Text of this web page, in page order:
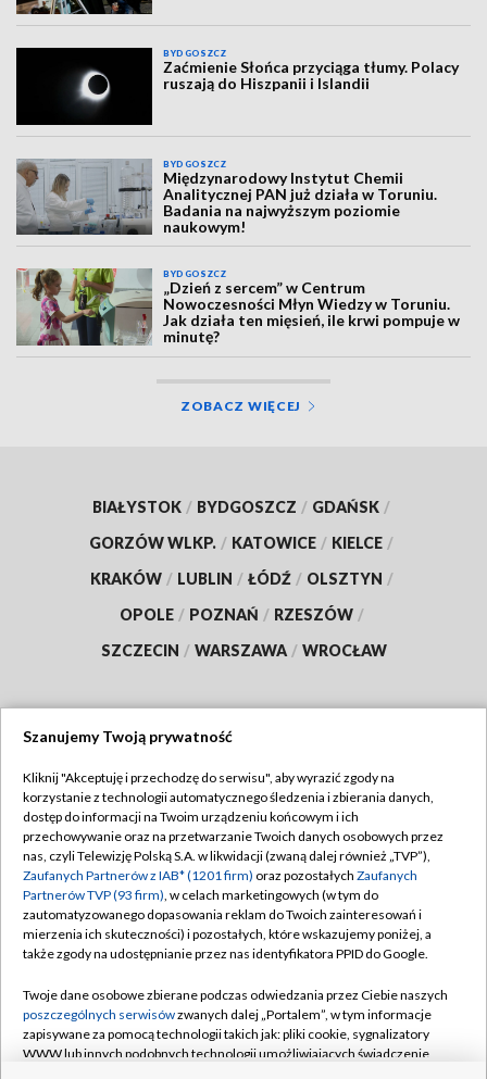
BYDGOSZCZ
Zaćmienie Słońca przyciąga tłumy. Polacy
ruszają do Hiszpanii i Islandii
BYDGOSZCZ
Międzynarodowy Instytut Chemii
Analitycznej PAN już działa w Toruniu.
Badania na najwyższym poziomie
naukowym!
BYDGOSZCZ
„Dzień z sercem” w Centrum
Nowoczesności Młyn Wiedzy w Toruniu.
Jak działa ten mięsień, ile krwi pompuje w
minutę?
ZOBACZ WIĘCEJ
BIAŁYSTOK / BYDGOSZCZ / GDAŃSK /
GORZÓW WLKP. / KATOWICE / KIELCE /
KRAKÓW / LUBLIN / ŁÓDŹ / OLSZTYN /
OPOLE / POZNAŃ / RZESZÓW /
SZCZECIN / WARSZAWA / WROCŁAW
TVP
Abonament TVP
Emisja w TVP
Centrum informacji TVP
Naziemna Telewizja Cyfrowa
Rada Programowa
System NOS
Regulamin TVP
Polityka prywatności
Moje zgody
Pomoc
Kontakt
Szanujemy Twoją prywatność
Kliknij "Akceptuję i przechodzę do serwisu", aby wyrazić zgody na
korzystanie z technologii automatycznego śledzenia i zbierania danych,
dostęp do informacji na Twoim urządzeniu końcowym i ich
przechowywanie oraz na przetwarzanie Twoich danych osobowych przez
nas, czyli Telewizję Polską S.A. w likwidacji (zwaną dalej również „TVP”),
Zaufanych Partnerów z IAB* (1201 firm) oraz pozostałych Zaufanych
Partnerów TVP (93 firm), w celach marketingowych (w tym do
zautomatyzowanego dopasowania reklam do Twoich zainteresowań i
mierzenia ich skuteczności) i pozostałych, które wskazujemy poniżej, a
także zgody na udostępnianie przez nas identyfikatora PPID do Google.
Twoje dane osobowe zbierane podczas odwiedzania przez Ciebie naszych
poszczególnych serwisówzwanych dalej „Portalem”, w tym informacje
zapisywane za pomocą technologii takich jak: pliki cookie, sygnalizatory
WWW lub innych podobnych technologii umożliwiających świadczenie